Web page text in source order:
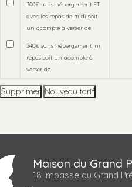
300€ sans hébergement ET
avec les repas de midi soit
un acompte à verser de
240€ sans hébergement, ni
repas soit un acompte à
verser de
Maison du Grand
18 Impasse du Grand